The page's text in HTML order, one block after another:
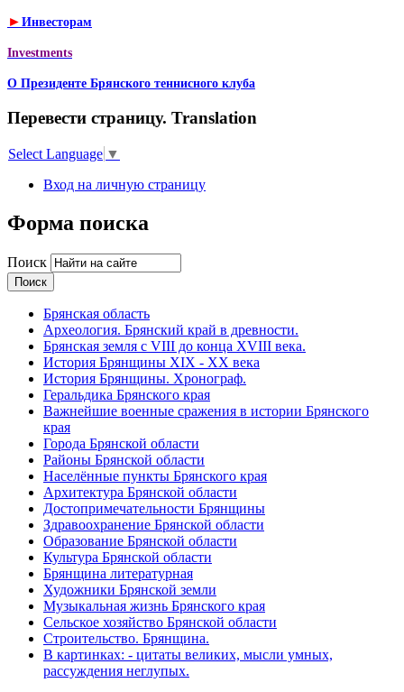
► Инвесторам
Investments
О Президенте Брянского теннисного клуба
Перевести страницу. Translation
Select Language ▼
Вход на личную страницу
Форма поиска
Поиск
Брянская область
Археология. Брянский край в древности.
Брянская земля с VIII до конца XVIII века.
История Брянщины XIX - XX века
История Брянщины. Хронограф.
Геральдика Брянского края
Важнейшие военные сражения в истории Брянского
края
Города Брянской области
Районы Брянской области
Населённые пункты Брянского края
Архитектура Брянской области
Достопримечательности Брянщины
Здравоохранение Брянской области
Образование Брянской области
Культура Брянской области
Брянщина литературная
Художники Брянской земли
Музыкальная жизнь Брянского края
Сельское хозяйство Брянской области
Строительство. Брянщина.
В картинках: - цитаты великих, мысли умных,
рассуждения неглупых.